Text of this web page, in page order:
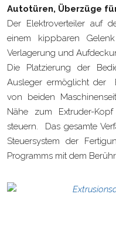
Autotüren, Überzüge
Der Elektroverteiler auf
einem kippbaren
Verlagerung und
Die Platzierung der
Ausleger ermöglicht der
von beiden
Nähe zum Extruder-
steuern. Das gesamte
Steuersystem der
Programms mit dem